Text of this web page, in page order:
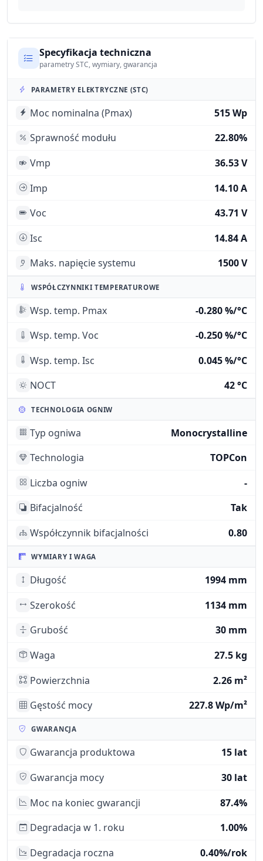
Specyfikacja techniczna
parametry STC, wymiary, gwarancja
PARAMETRY ELEKTRYCZNE (STC)
Moc nominalna (Pmax)
515 Wp
Sprawność modułu
22.80%
Vmp
36.53 V
Imp
14.10 A
Voc
43.71 V
Isc
14.84 A
Maks. napięcie systemu
1500 V
WSPÓŁCZYNNIKI TEMPERATUROWE
Wsp. temp. Pmax
-0.280 %/°C
Wsp. temp. Voc
-0.250 %/°C
Wsp. temp. Isc
0.045 %/°C
NOCT
42 °C
TECHNOLOGIA OGNIW
Typ ogniwa
Monocrystalline
Technologia
TOPCon
Liczba ogniw
-
Bifacjalność
Tak
Współczynnik bifacjalności
0.80
WYMIARY I WAGA
Długość
1994 mm
Szerokość
1134 mm
Grubość
30 mm
Waga
27.5 kg
Powierzchnia
2.26 m²
Gęstość mocy
227.8 Wp/m²
GWARANCJA
Gwarancja produktowa
15 lat
Gwarancja mocy
30 lat
Moc na koniec gwarancji
87.4%
Degradacja w 1. roku
1.00%
Degradacja roczna
0.40%/rok